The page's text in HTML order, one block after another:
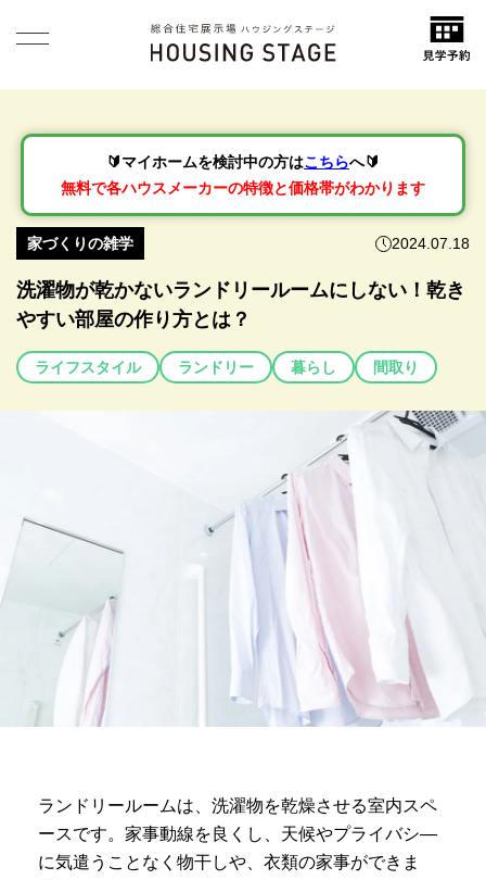
🔰マイホームを検討中の方はこちらへ🔰
無料で各ハウスメーカーの特徴と価格帯がわかります
家づくりの雑学 2024.07.18
洗濯物が乾かないランドリールームにしない！乾き
やすい部屋の作り方とは？
ライフスタイル ランドリー 暮らし 間取り
ランドリールームは、洗濯物を乾燥させる室内スペ
ースです。家事動線を良くし、天候やプライバシ―
に気遣うことなく物干しや、衣類の家事ができま